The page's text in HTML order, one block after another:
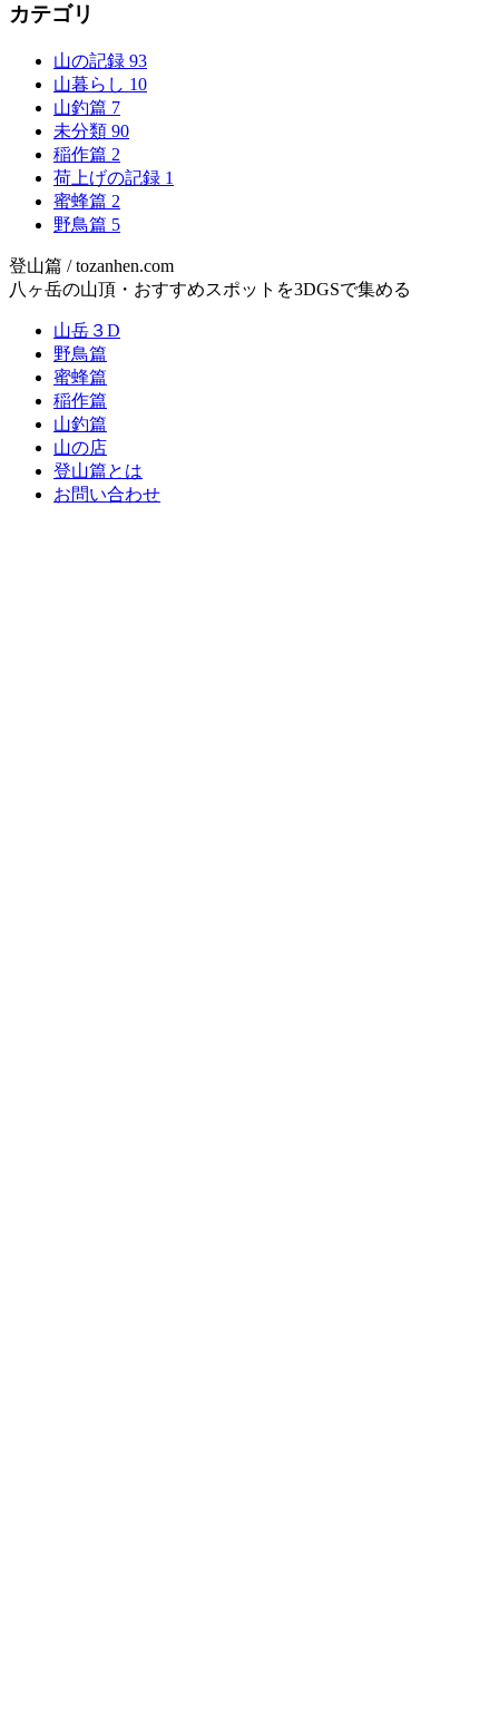
カテゴリ
山の記録 93
山暮らし 10
山釣篇 7
未分類 90
稲作篇 2
荷上げの記録 1
蜜蜂篇 2
野鳥篇 5
登山篇 / tozanhen.com
八ヶ岳の山頂・おすすめスポットを3DGSで集める
山岳３D
野鳥篇
蜜蜂篇
稲作篇
山釣篇
山の店
登山篇とは
お問い合わせ